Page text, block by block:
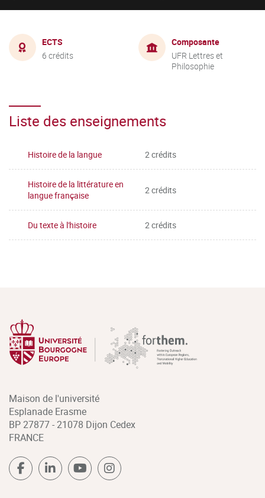
ECTS
6 crédits
Composante
UFR Lettres et
Philosophie
Liste des enseignements
Histoire de la langue 2 crédits
Histoire de la littérature en
langue française
2 crédits
Du texte à l'histoire 2 crédits
Maison de l'université
Esplanade Erasme
BP 27877 - 21078 Dijon Cedex
FRANCE